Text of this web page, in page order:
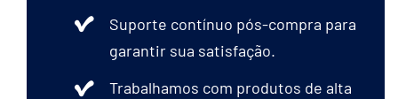
Suporte contínuo pós-compra para
garantir sua satisfação.
Trabalhamos com produtos de alta